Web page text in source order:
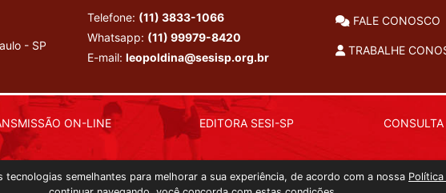
- SP
Telefone: (11) 3833-1066
Whatsapp: (11) 99979-8420
E-mail:leopoldina@sesisp.org.br
FALE CONOSCO
TRABALHE
ON-LINE EDITORA SESI-SP
tecnologias semelhantes para melhorar a sua experiência, de acordo com a nossa